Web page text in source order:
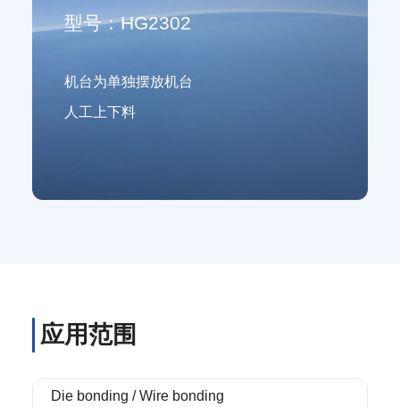
型号：HG2302
机台为单独摆放机台
人工上下料
应用范围
Die bonding / Wire bonding